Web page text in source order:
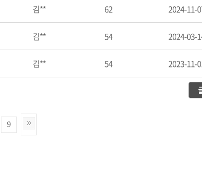
김** 62 2024-11-
김** 54 2024-03-
김** 54 2023-11-
9